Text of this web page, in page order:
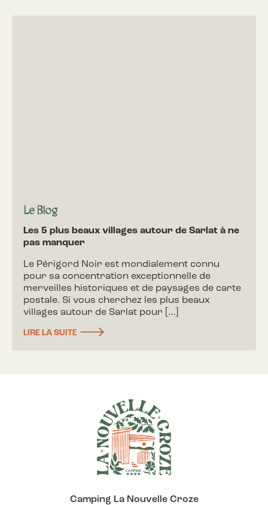
Le Blog
Les 5 plus beaux villages autour de Sarlat à ne
pas manquer
Le Périgord Noir est mondialement connu
pour sa concentration exceptionnelle de
merveilles historiques et de paysages de carte
postale. Si vous cherchez les plus beaux
villages autour de Sarlat pour […]
LIRE LA SUITE
Camping La Nouvelle Croze